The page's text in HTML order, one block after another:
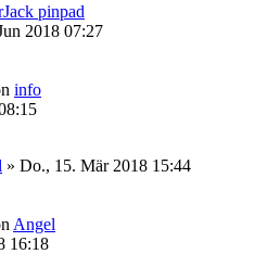
pinpad
2018 07:27
info
» Do., 15. Mär 2018 15:44
Angel
16:18